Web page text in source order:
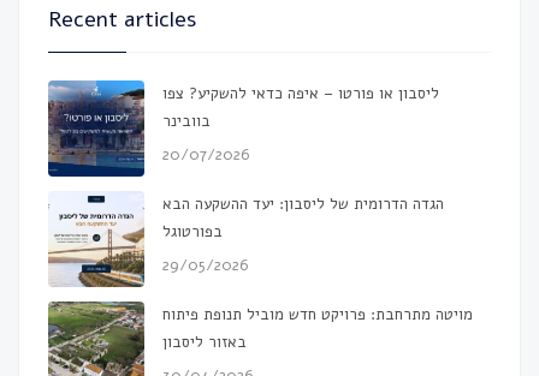
Recent articles
ליסבון או פורטו – איפה כדאי להשקיע? צפו
בוובינר
20/07/2026
הגדה הדרומית של ליסבון: יעד ההשקעה הבא
בפורטוגל
29/05/2026
מויטה מתרחבת: פרויקט חדש מוביל תנופת פיתוח
באזור ליסבון